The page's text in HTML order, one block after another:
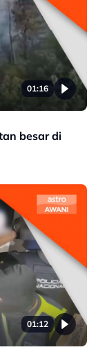
01:16
besar di
01:12